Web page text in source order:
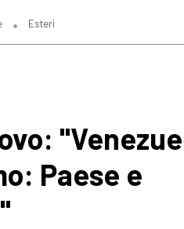
Esteri
Paese e